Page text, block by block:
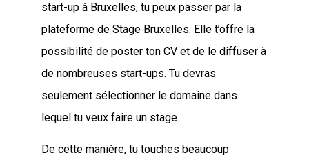
start-up à Bruxelles, tu peux passer par la
plateforme de Stage Bruxelles. Elle t’offre la
possibilité de poster ton CV et de le diffuser à
de nombreuses start-ups. Tu devras
seulement sélectionner le domaine dans
lequel tu veux faire un stage.
De cette manière, tu touches beaucoup